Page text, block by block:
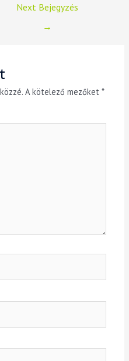
Next Bejegyzés
→
A kötelező mezőket*